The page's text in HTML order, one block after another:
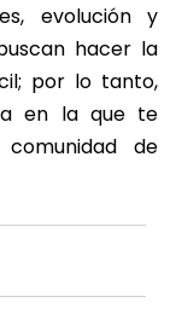
evolución y
hacer la
por lo tanto,
en la que te
de